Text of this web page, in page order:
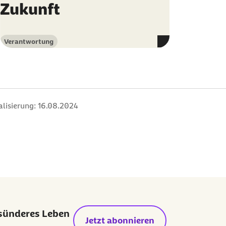
Zukunft
Kategorie
Verantwortung
16.08.2024
Leben
Jetzt abonnieren